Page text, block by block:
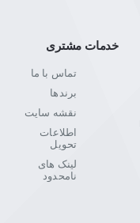
خدمات مشتری
تماس با ما
برندها
نقشه سایت
اطلاعات
تحویل
لینک های
نامحدود